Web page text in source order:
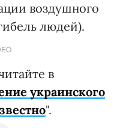
воздушного
людей).
в
украинского
".